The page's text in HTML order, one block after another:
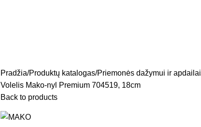
Pradžia Produktų katalogas Priemonės dažymui ir apdailai
Volelis Mako-nyl Premium 704519, 18cm
Back to products